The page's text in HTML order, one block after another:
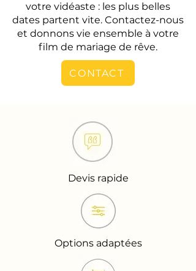
votre vidéaste : les plus belles
dates partent vite. Contactez-nous
et donnons vie ensemble à votre
film de mariage de rêve.
CONTACT
Devis rapide
Options adaptées